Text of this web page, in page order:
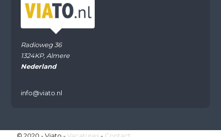
Radioweg 36
1324KP, Almere
Nederland
info@viato.nl